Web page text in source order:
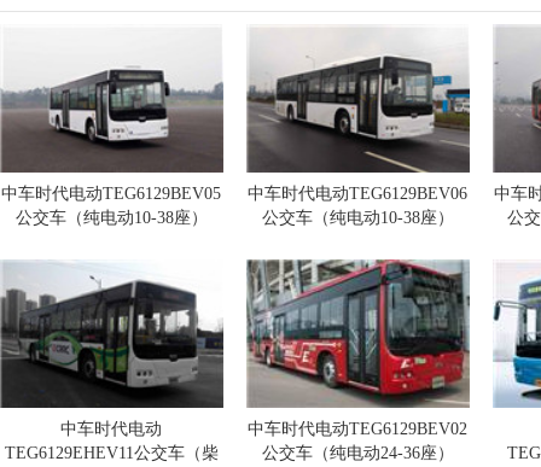
中车时代电动TEG6129BEV05
公交车（纯电动10-38座）
中车时代电动TEG6129BEV06
公交车（纯电动10-38座）
中车
公
中车时代电动
TEG6129EHEV11公交车（柴
中车时代电动TEG6129BEV02
公交车（纯电动24-36座）